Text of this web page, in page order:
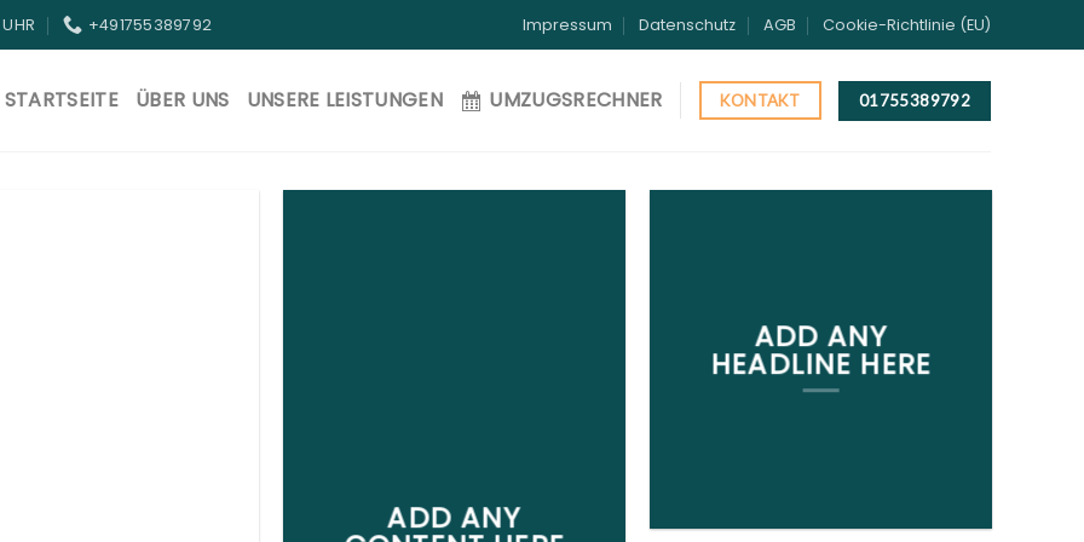
+491755389792 Impressum Datenschutz AGB Cookie-Richtlinie (EU)
STARTSEITE ÜBER UNS UNSERE LEISTUNGEN UMZUGSRECHNER KONTAKT 01755389792
ADD ANY
ADD ANY
HEADLINE HERE